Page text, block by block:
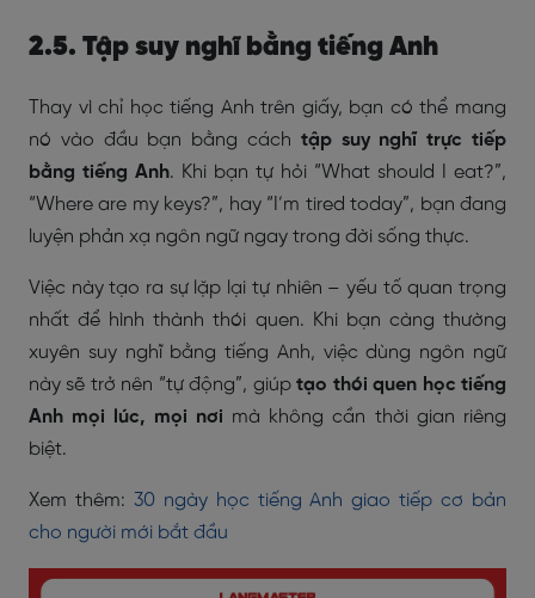
2.5. Tập suy nghĩ bằng tiếng Anh
Thay vì chỉ học tiếng Anh trên giấy, bạn có thể mang
nó vào đầu bạn bằng cách tập suy nghĩ trực tiếp
bằng tiếng Anh. Khi bạn tự hỏi “What should I eat?”,
“Where are my keys?”, hay “I’m tired today”, bạn đang
luyện phản xạ ngôn ngữ ngay trong đời sống thực.
Việc này tạo ra sự lặp lại tự nhiên – yếu tố quan trọng
nhất để hình thành thói quen. Khi bạn càng thường
xuyên suy nghĩ bằng tiếng Anh, việc dùng ngôn ngữ
này sẽ trở nên “tự động”, giúptạo thói quen học tiếng
Anh mọi lúc, mọi nơi mà không cần thời gian riêng
biệt.
Xem thêm: 30 ngày học tiếng Anh giao tiếp cơ bản
cho người mới bắt đầu